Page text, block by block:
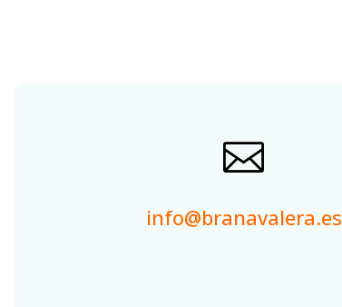

info@branavalera.es